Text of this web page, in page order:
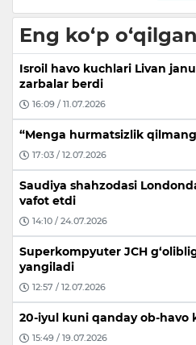
Eng ko‘p
Isroil havo kuchlari Livan
zarbalar berdi
16:09 / 11.07.2026
“Menga hurmatsizlik
17:03 / 12.07.2026
Saudiya shahzodasi
vafot etdi
14:10 / 24.07.2026
Superkompyuter JCH
yangiladi
12:57 / 12.07.2026
20-iyul kuni qanday ob-havo
15:49 / 19.07.2026